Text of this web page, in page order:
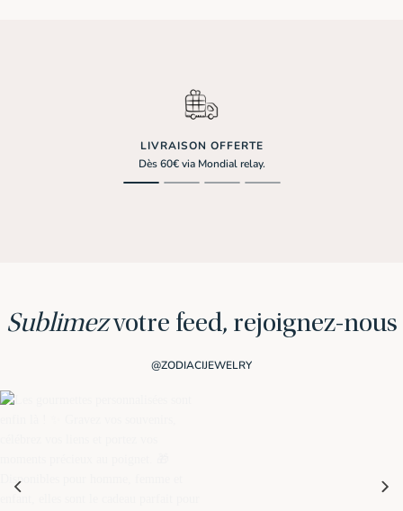
LIVRAISON OFFERTE
Dès 60€ via Mondial relay.
Sublimezvotre feed, rejoignez-nous
@ZODIACIJEWELRY